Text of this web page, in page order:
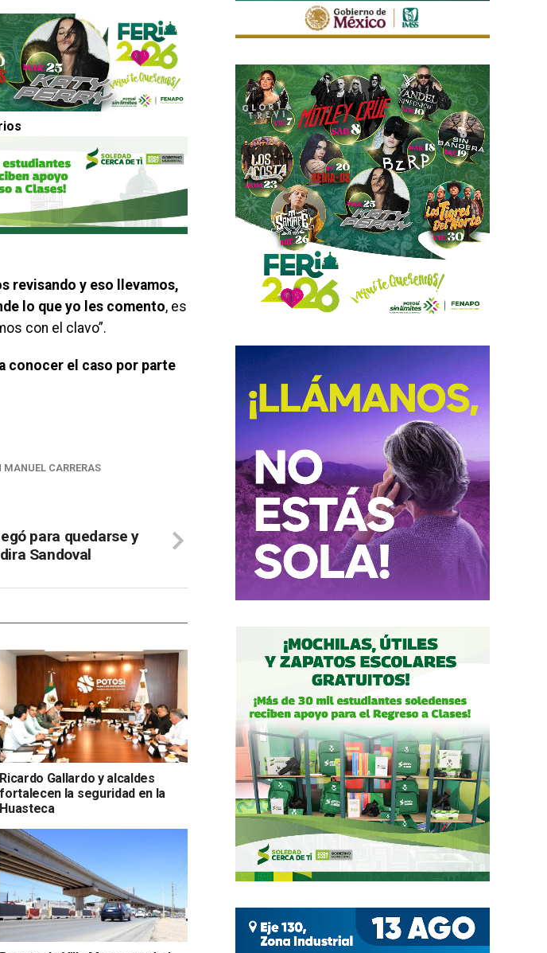
revisando y eso llevamos,
lo que yo les comento, es
con el clavo”.
conocer el caso por parte
MANUEL CARRERAS
para quedarse y
Sandoval
Ricardo Gallardo y alcaldes
fortalecen la seguridad en la
Huasteca